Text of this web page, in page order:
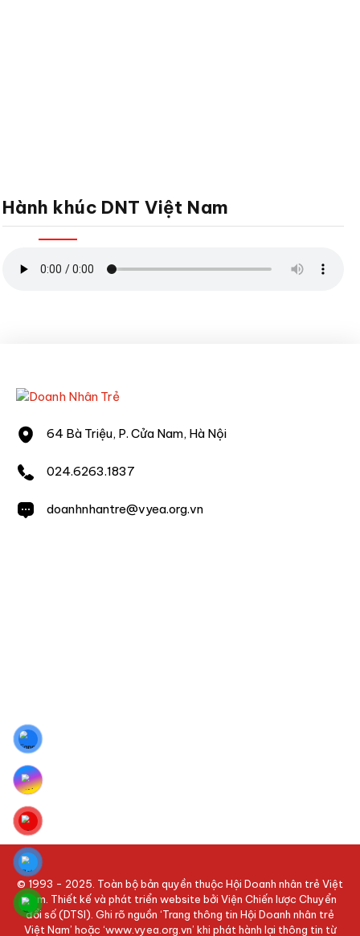
Hành khúc DNT Việt Nam
64 Bà Triệu, P. Cửa Nam, Hà Nội
024.6263.1837
doanhnhantre@vyea.org.vn
© 1993 - 2025. Toàn bộ bản quyền thuộc Hội Doanh nhân trẻ Việt
Nam. Thiết kế và phát triển website bởi Viện Chiến lược Chuyển
đổi số (DTSI). Ghi rõ nguồn ‘Trang thông tin Hội Doanh nhân trẻ
Việt Nam’ hoặc ‘www.vyea.org.vn’ khi phát hành lại thông tin từ